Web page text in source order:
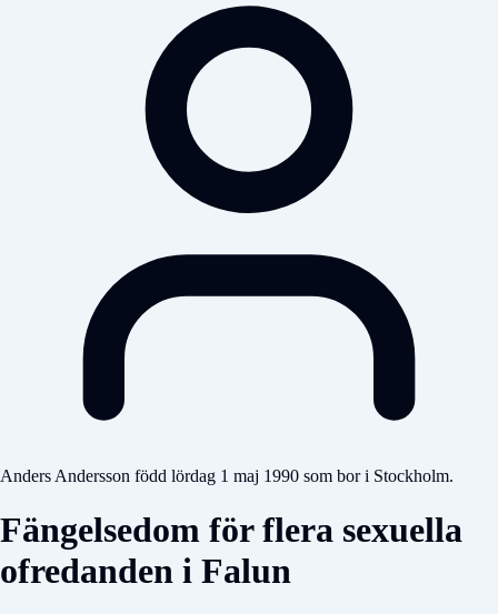
Anders Andersson född lördag 1 maj 1990 som bor i Stockholm.
Fängelsedom för flera sexuella
ofredanden i Falun